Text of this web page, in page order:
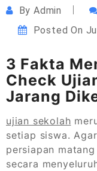
ByAdmin
Posted On
3 Fakta
Check
Jarang
ujian sekolah
setiap siswa.
persiapan
secara